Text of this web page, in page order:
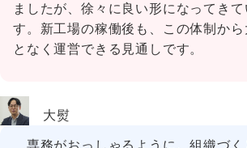
ましたが、徐々に良い形になってきて
す。新工場の稼働後も、この体制から
となく運営できる見通しです。
大熨
専務がおっしゃるように、組織づく